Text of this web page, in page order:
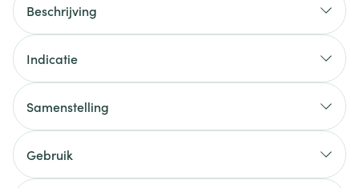
Beschrijving
Indicatie
Samenstelling
Gebruik